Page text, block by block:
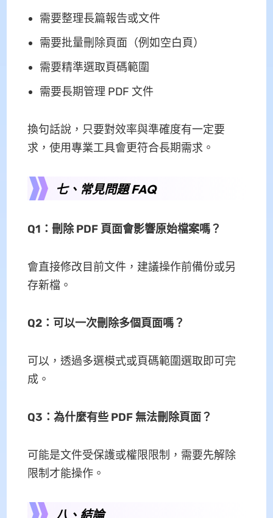
需要整理長篇報告或文件
需要批量刪除頁面（例如空白頁）
需要精準選取頁碼範圍
需要長期管理 PDF 文件
換句話說，只要對效率與準確度有一定要
求，使用專業工具會更符合長期需求。
七、常見問題 FAQ
Q1：刪除 PDF 頁面會影響原始檔案嗎？
會直接修改目前文件，建議操作前備份或另
存新檔。
Q2：可以一次刪除多個頁面嗎？
可以，透過多選模式或頁碼範圍選取即可完
成。
Q3：為什麼有些 PDF 無法刪除頁面？
可能是文件受保護或權限限制，需要先解除
限制才能操作。
八、結論